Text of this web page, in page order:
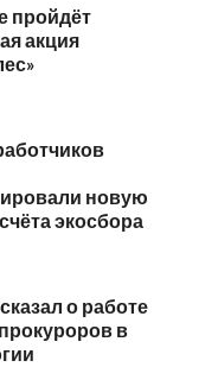
пройдёт
акция
новую
экосбора
о работе
в